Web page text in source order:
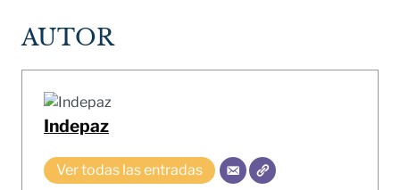
AUTOR
Indepaz
Ver todas las entradas